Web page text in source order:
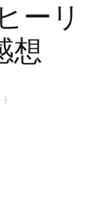
ーリ
想